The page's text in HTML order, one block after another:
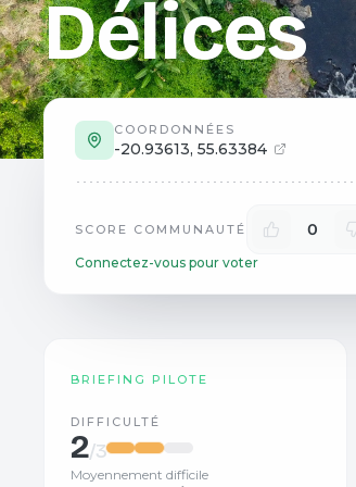
Délices
COORDONNÉES
-20.93613, 55.63384
SCORE COMMUNAUTÉ 0
Connectez-vous pour voter
BRIEFING PILOTE
DIFFICULTÉ
2/3
Moyennement difficile